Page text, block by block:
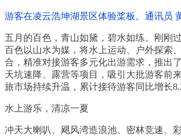
游客在凌云浩坤湖景区体验桨板。 通讯员
五月的百色，青山如黛，碧水如练。刚刚
百色以山水为媒，将水上运动、户外探索
合，精准对接游客多元化出游需求，推出
天坑速降、露营等项目，吸引大批游客前
旅市场持续升温，累计接待游客同比增长
水上游乐，清凉一夏
冲天大喇叭、飓风湾造浪池、密林竞速、